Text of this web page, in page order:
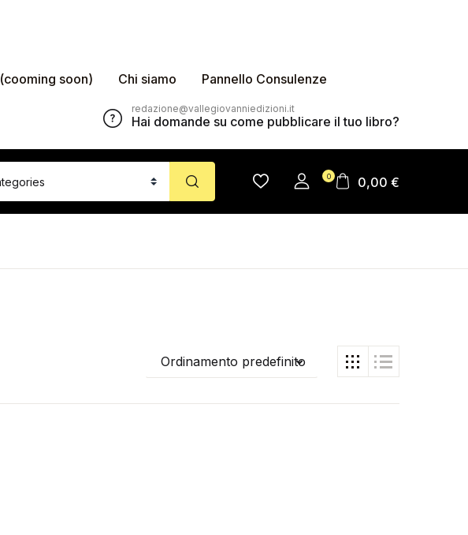
soon) Chi siamo Pannello Consulenze
redazione@vallegiovanniedizioni.it
Hai domande su come pubblicare il tuo libro?
0 0,00 €
Ordinamento predefinito